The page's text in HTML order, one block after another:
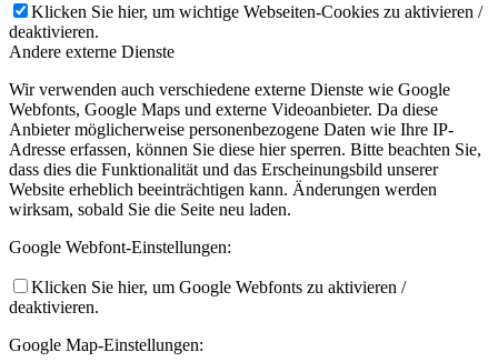
Klicken Sie hier, um wichtige Webseiten-Cookies zu aktivieren /
deaktivieren.
Andere externe Dienste
Wir verwenden auch verschiedene externe Dienste wie Google
Webfonts, Google Maps und externe Videoanbieter. Da diese
Anbieter möglicherweise personenbezogene Daten wie Ihre IP-
Adresse erfassen, können Sie diese hier sperren. Bitte beachten Sie,
dass dies die Funktionalität und das Erscheinungsbild unserer
Website erheblich beeinträchtigen kann. Änderungen werden
wirksam, sobald Sie die Seite neu laden.
Google Webfont-Einstellungen:
Klicken Sie hier, um Google Webfonts zu aktivieren /
deaktivieren.
Google Map-Einstellungen: